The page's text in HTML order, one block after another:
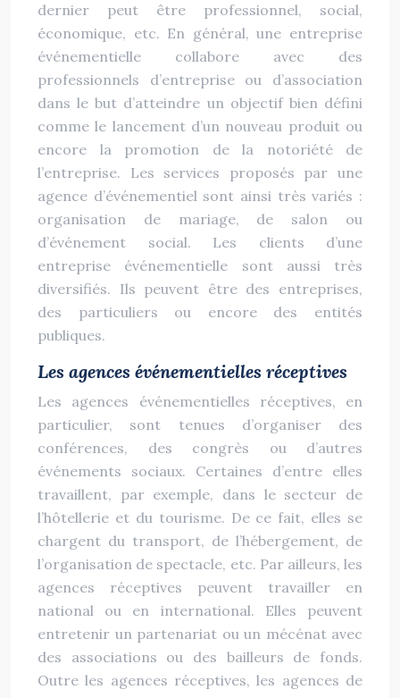
dernier peut être professionnel, social,
économique, etc. En général, une entreprise
événementielle collabore avec des
professionnels d’entreprise ou d’association
dans le but d’atteindre un objectif bien défini
comme le lancement d’un nouveau produit ou
encore la promotion de la notoriété de
l’entreprise. Les services proposés par une
agence d’événementiel sont ainsi très variés :
organisation de mariage, de salon ou
d’événement social. Les clients d’une
entreprise événementielle sont aussi très
diversifiés. Ils peuvent être des entreprises,
des particuliers ou encore des entités
publiques.
Les agences événementielles réceptives
Les agences événementielles réceptives, en
particulier, sont tenues d’organiser des
conférences, des congrès ou d’autres
événements sociaux. Certaines d’entre elles
travaillent, par exemple, dans le secteur de
l’hôtellerie et du tourisme. De ce fait, elles se
chargent du transport, de l’hébergement, de
l’organisation de spectacle, etc. Par ailleurs, les
agences réceptives peuvent travailler en
national ou en international. Elles peuvent
entretenir un partenariat ou un mécénat avec
des associations ou des bailleurs de fonds.
Outre les agences réceptives, les agences de